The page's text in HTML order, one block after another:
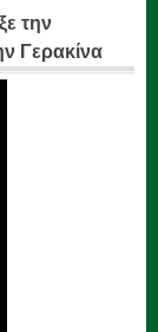
την
Γερακίνα